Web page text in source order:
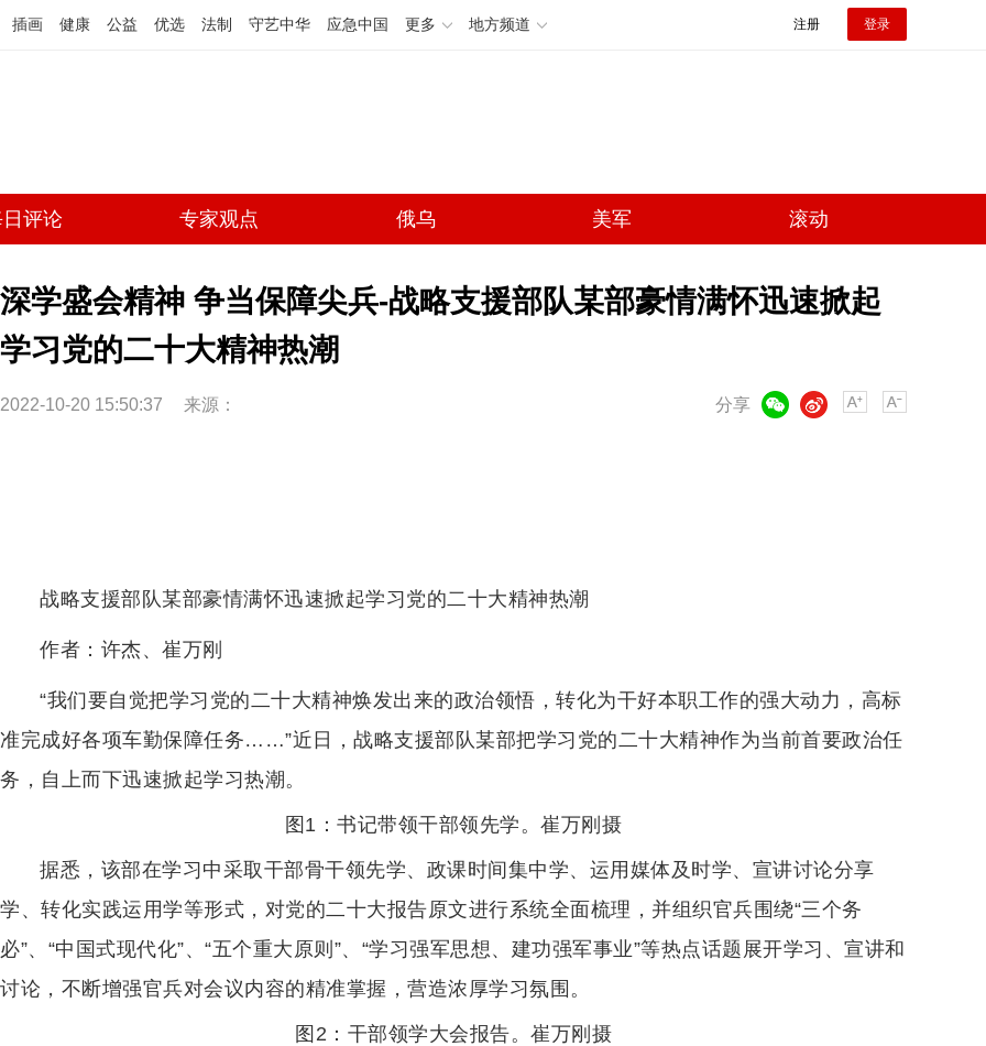
插画 健康 公益 优选 法制 守艺中华 应急中国 更多 地方频道 注册 登录
评论 专家观点 俄乌 美军 滚动
深学盛会精神 争当保障尖兵-战略支援部队某部豪情满怀迅速掀起
学习党的二十大精神热潮
2022-10-20 15:50:37 来源： 分享
微博
战略支援部队某部豪情满怀迅速掀起学习党的二十大精神热潮
作者：许杰、崔万刚
“我们要自觉把学习党的二十大精神焕发出来的政治领悟，转化为干好本职工作的强大动力，高标
准完成好各项车勤保障任务……”近日，战略支援部队某部把学习党的二十大精神作为当前首要政治任
务，自上而下迅速掀起学习热潮。
图1：书记带领干部领先学。崔万刚摄
据悉，该部在学习中采取干部骨干领先学、政课时间集中学、运用媒体及时学、宣讲讨论分享
学、转化实践运用学等形式，对党的二十大报告原文进行系统全面梳理，并组织官兵围绕“三个务
必”、“中国式现代化”、“五个重大原则”、“学习强军思想、建功强军事业”等热点话题展开学习、宣讲和
讨论，不断增强官兵对会议内容的精准掌握，营造浓厚学习氛围。
图2：干部领学大会报告。崔万刚摄